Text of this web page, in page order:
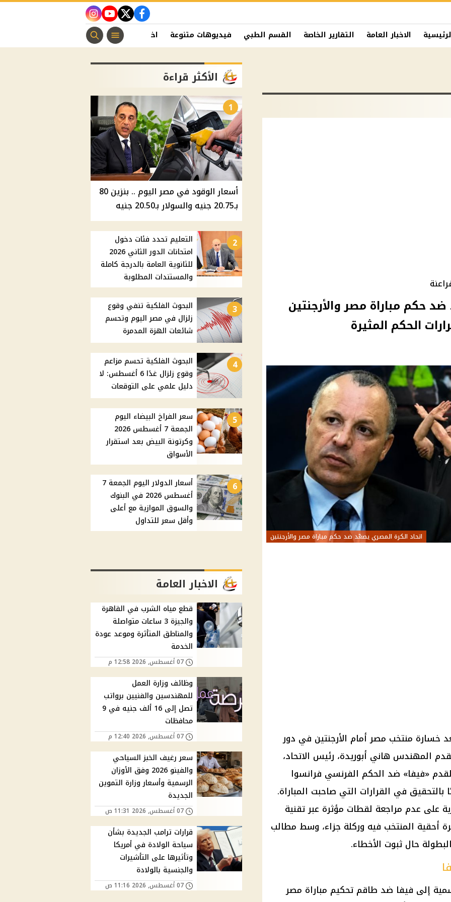
facebook
twitter
youtube
instagram
الاخبار العامة التقارير الخاصة القسم الطبي فيديوهات متنوعة اخبار الفن منوعات مسيحية
حكم مباراة مصر والأرجنتين
الحكم المثيرة
اتحاد الكرة المصري يصعّد ضد حكم مباراة مصر والأرجنتين
خسارة منتخب مصر أمام الأرجنتين في دور
العالم 2026، حيث تقدم المهندس هاني أبوريدة، رئيس الاتحاد،
«فيفا» ضد الحكم الفرنسي فرانسوا
في القرارات التي صاحبت المباراة.
على عدم مراجعة لقطات مؤثرة عبر تقنية
أحقية المنتخب فيه وركلة جزاء، وسط مطالب
حال ثبوت الأخطاء.
إلى فيفا ضد طاقم تحكيم مباراة مصر
الأكثر قراءة
1
أسعار الوقود في مصر اليوم .. بنزين 80
بـ20.75 جنيه والسولار بـ20.50 جنيه
2
التعليم تحدد فئات دخول
امتحانات الدور الثاني 2026
للثانوية العامة بالدرجة كاملة
والمستندات المطلوبة
3
البحوث الفلكية تنفي وقوع
زلزال في مصر اليوم وتحسم
شائعات الهزة المدمرة
4
البحوث الفلكية تحسم مزاعم
وقوع زلزال غدًا 6 أغسطس: لا
دليل علمي على التوقعات
5
سعر الفراخ البيضاء اليوم
الجمعة 7 أغسطس 2026
وكرتونة البيض بعد استقرار
الأسواق
6
أسعار الدولار اليوم الجمعة 7
أغسطس 2026 في البنوك
والسوق الموازية مع أعلى
وأقل سعر للتداول
الاخبار العامة
قطع مياه الشرب في القاهرة
والجيزة 3 ساعات متواصلة
والمناطق المتأثرة وموعد عودة
الخدمة
07 أغسطس, 2026 12:58 م
وظائف وزارة العمل
للمهندسين والفنيين برواتب
تصل إلى 16 ألف جنيه في 9
محافظات
07 أغسطس, 2026 12:40 م
سعر رغيف الخبز السياحي
والفينو 2026 وفق الأوزان
الرسمية وأسعار وزارة التموين
الجديدة
07 أغسطس, 2026 11:31 ص
قرارات ترامب الجديدة بشأن
سياحة الولادة في أمريكا
وتأثيرها على التأشيرات
والجنسية بالولادة
07 أغسطس, 2026 11:16 ص